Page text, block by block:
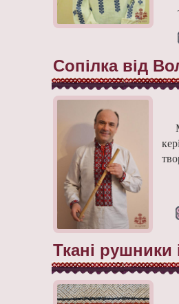
Сопілка від
Ткані рушники